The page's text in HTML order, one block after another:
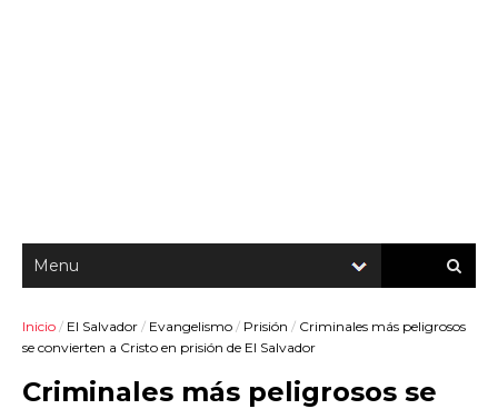
Inicio / El Salvador / Evangelismo / Prisión / Criminales más peligrosos
se convierten a Cristo en prisión de El Salvador
Criminales más peligrosos se